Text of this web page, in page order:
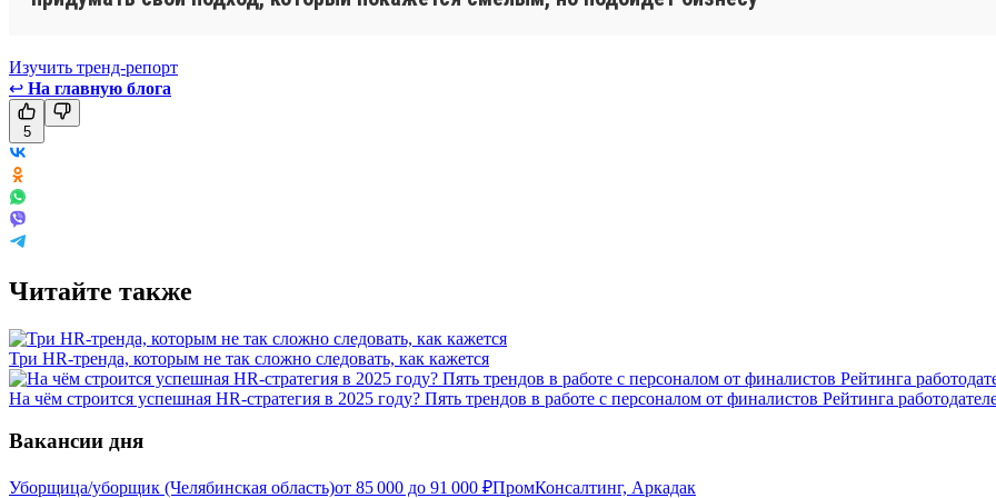
Изучить тренд-репорт
↩ На главную блога
5
Читайте также
Три HR-тренда, которым не так сложно следовать, как кажется
На чём строится успешная HR-стратегия в 2025 году? Пять трендов в работе с персоналом от финалистов Рейтинга
Вакансии дня
Уборщица/уборщик (Челябинская область)от 85 000 до 91 000 ₽ПромКонсалтинг, Аркадак